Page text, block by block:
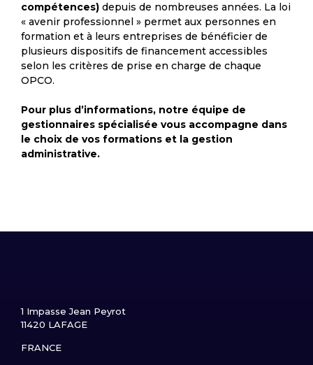
compétences) depuis de nombreuses années. La loi
« avenir professionnel » permet aux personnes en
formation et à leurs entreprises de bénéficier de
plusieurs dispositifs de financement accessibles
selon les critères de prise en charge de chaque
OPCO.
Pour plus d’informations, notre équipe de
gestionnaires spécialisée vous accompagne dans
le choix de vos formations et la gestion
administrative.
1 Impasse Jean Peyrot
11420 LAFAGE
FRANCE